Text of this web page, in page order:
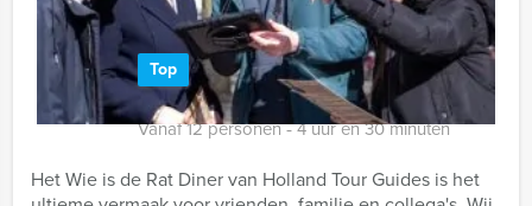
Wie is de Rat Dinerspel Nijmegen
Top
Vanaf€ 62,50 p.p. excl. BTW
Vanaf 12 personen ‐ 4 uur en 30 minuten
Het Wie is de Rat Diner van Holland Tour Guides is het